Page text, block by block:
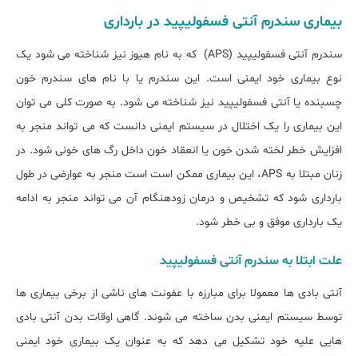
بیماری سندرم آنتی فسفولیپید در بارداری
سندرم آنتی فسفولیپید (APS) که به نام هیوز نیز شناخته می شود یک
نوع بیماری خود ایمنی است. این سندرم یا با نام های سندرم خون
چسبنده یا آنتی فسفولیپید نیز شناخته می شود. به صورت کلی می توان
این بیماری را یک اختلال در سیستم ایمنی دانست که می تواند منجر به
افزایش خطر لخته شدن خون یا انعقاد خون داخل رگ های خونی شود. در
زنان مبتلا به APS، این بیماری ممکن است است منجر به عوارضی در طول
بارداری شود که تشخیص و درمان زودهنگام آن می تواند منجر به ادامه
یک بارداری موفق و بی خطر شود.
علت ابتلا به سندرم آنتی فسفولیپید
آنتی بادی ها معمولا برای مبارزه با عفونت های ناشی از برخی بیماری ها
توسط سیستم ایمنی بدن ساخته می شوند. گاهی اوقات بدن آنتی بادی
هایی علیه خود تشکیل می دهد که به عنوان یک بیماری خود ایمنی